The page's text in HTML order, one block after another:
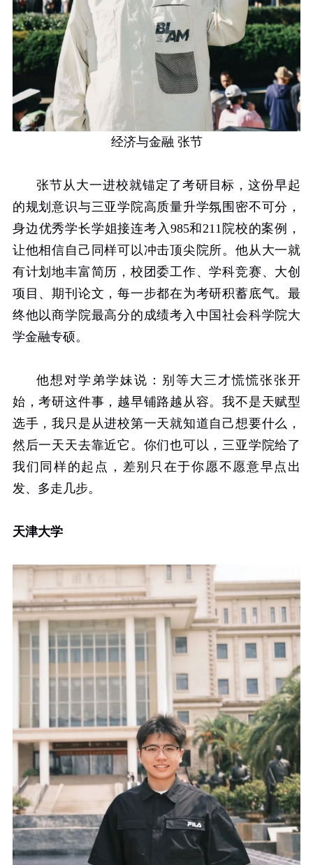
经济与金融 张节
张节从大一进校就锚定了考研目标，这份早起
的规划意识与三亚学院高质量升学氛围密不可分，
身边优秀学长学姐接连考入 985和211 院校的案例，
让他相信自己同样可以冲击顶尖院所。他从大一就
有计划地丰富简历，校团委工作、学科竞赛、大创
项目、期刊论文，每一步都在为考研积蓄底气。最
终他以商学院最高分的成绩考入中国社会科学院大
学金融专硕。
他想对学弟学妹说：别等大三才慌慌张张开
始，考研这件事，越早铺路越从容。我不是天赋型
选手，我只是从进校第一天就知道自己想要什么，
然后一天天去靠近它。你们也可以，三亚学院给了
我们同样的起点，差别只在于你愿不愿意早点出
发、多走几步。
天津大学